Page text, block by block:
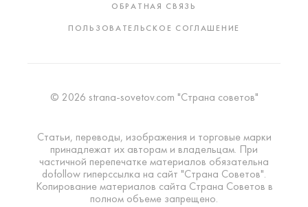
ОБРАТНАЯ СВЯЗЬ
ПОЛЬЗОВАТЕЛЬСКОЕ СОГЛАШЕНИЕ
© 2026 strana-sovetov.com "Страна советов"
Статьи, переводы, изображения и торговые марки
принадлежат их авторам и владельцам. При
частичной перепечатке материалов обязательна
dofollow гиперссылка на сайт "Страна Советов".
Копирование материалов сайта Страна Советов в
полном объеме запрещено.